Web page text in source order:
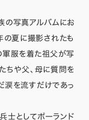
の写真アルバムにお
夏に撮影されたも
軍服を着た祖父が写
ちや父、母に質問を
涙を流すだけであっ
士としてポーランド